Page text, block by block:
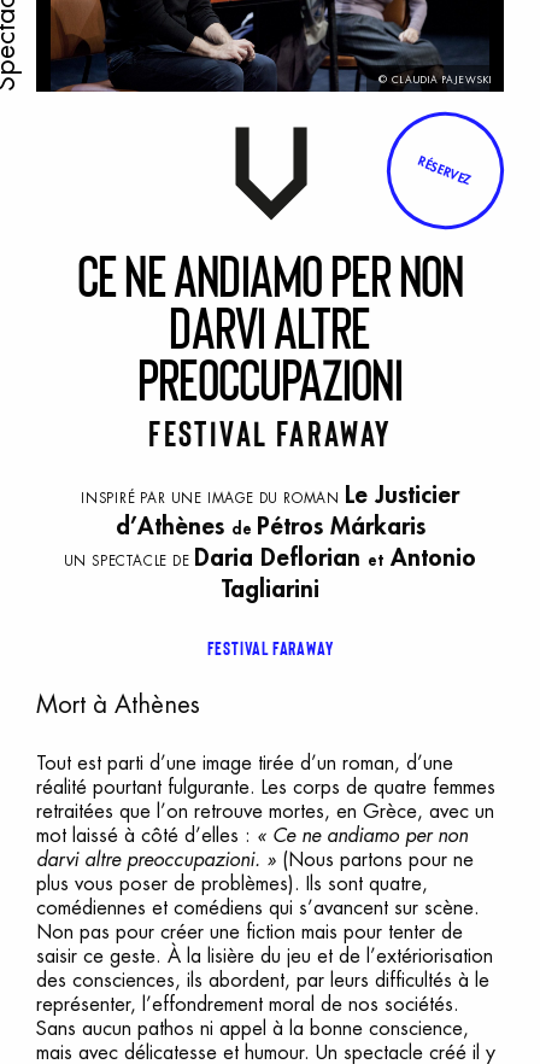
© CLAUDIA PAJEWSKI
RÉSERVEZ
Ceneandiamopernon
darvialtre
preoccupazioni
Festival Faraway
INSPIRÉ PAR UNE IMAGE DU ROMAN
Le Justicier
d’Athènes de Pétros Márkaris
UN SPECTACLE DE Daria Deflorian et Antonio
Tagliarini
Festival FARaway
Mort à Athènes
Tout est parti d’une image tirée d’un roman, d’une
réalité pourtant fulgurante. Les corps de quatre femmes
retraitées que l’on retrouve mortes, en Grèce, avec un
mot laissé à côté d’elles : « Ce ne andiamo per non
darvi altre preoccupazioni. » (Nous partons pour ne
plus vous poser de problèmes). Ils sont quatre,
comédiennes et comédiens qui s’avancent sur scène.
Non pas pour créer une fiction mais pour tenter de
saisir ce geste. À la lisière du jeu et de l’extériorisation
des consciences, ils abordent, par leurs difficultés à le
représenter, l’effondrement moral de nos sociétés.
Sans aucun pathos ni appel à la bonne conscience,
mais avec délicatesse et humour. Un spectacle créé il y